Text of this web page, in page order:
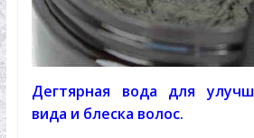
Дегтярная вода для
вида и блеска волос.